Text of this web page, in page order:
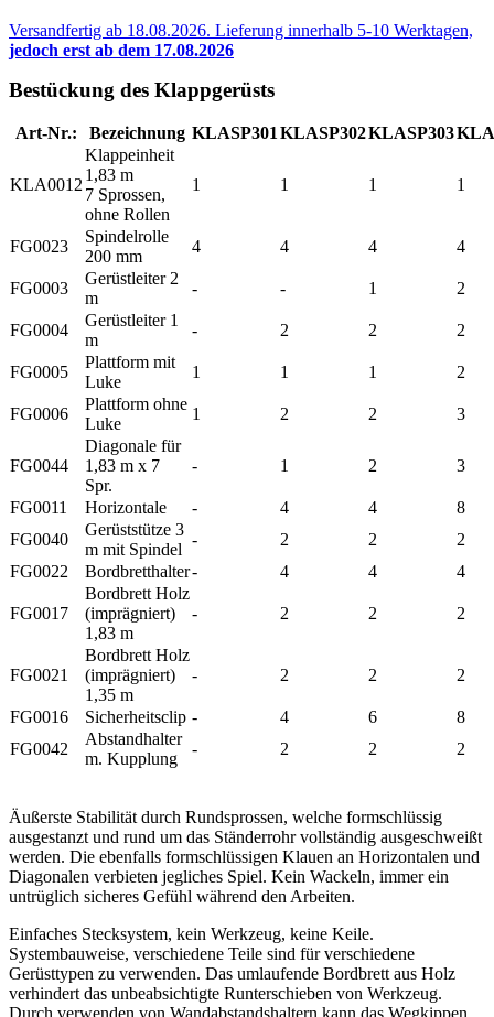
Versandfertig ab 18.08.2026. Lieferung innerhalb 5-10 Werktagen,
jedoch erst ab dem 17.08.2026
Bestückung des Klappgerüsts
Art-Nr.: Bezeichnung KLASP301 KLASP302KLASP303
KLA0012
Klappeinheit
1,83 m
7 Sprossen,
ohne Rollen
1 1 1 1
FG0023
Spindelrolle
200 mm
4 4 4 4
FG0003
Gerüstleiter 2
m
- - 1 2
FG0004
Gerüstleiter 1
m
- 2 2 2
FG0005
Plattform mit
Luke
1 1 1 2
FG0006
Plattform ohne
Luke
1 2 2 3
FG0044
Diagonale für
1,83 m x 7
Spr.
- 1 2 3
FG0011 Horizontale - 4 4
8
FG0040
Gerüststütze 3
m mit Spindel
- 2 2
2
FG0022
Bordbretthalter- 4 4 4
FG0017
Bordbrett Holz
(imprägniert)
1,83 m
- 2 2 2
FG0021
Bordbrett Holz
(imprägniert)
1,35 m
- 2 2 2
FG0016 Sicherheitsclip - 4 6
8
FG0042
Abstandhalter
m. Kupplung
- 2 2 2
Äußerste Stabilität durch Rundsprossen, welche formschlüssig
ausgestanzt und rund um das Ständerrohr vollständig ausgeschweißt
werden. Die ebenfalls formschlüssigen Klauen an Horizontalen und
Diagonalen verbieten jegliches Spiel. Kein Wackeln, immer ein
untrüglich sicheres Gefühl während den Arbeiten.
Einfaches Stecksystem, kein Werkzeug, keine Keile.
Systembauweise, verschiedene Teile sind für verschiedene
Gerüsttypen zu verwenden. Das umlaufende Bordbrett aus Holz
verhindert das unbeabsichtigte Runterschieben von Werkzeug.